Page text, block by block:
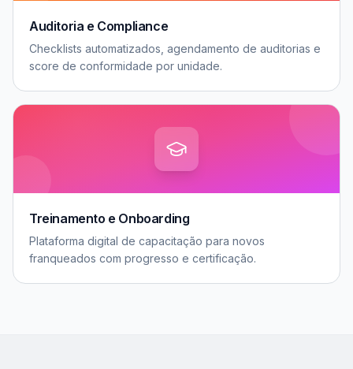
Auditoria e Compliance
Checklists automatizados, agendamento de auditorias e
score de conformidade por unidade.
Treinamento e Onboarding
Plataforma digital de capacitação para novos
franqueados com progresso e certificação.